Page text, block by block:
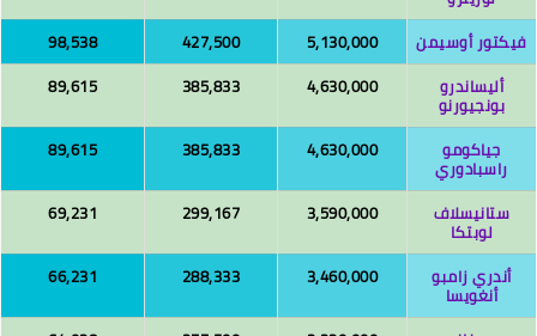
أوسيمن
5,130,000
427,500
98,538
أليساندرو
بونجيورنو
4,630,000
385,833
89,615
جياكومو
راسبادوري
4,630,000
385,833
89,615
ستانيسلاف
لوبتكا
3,590,000
299,167
69,231
أندري زامبو
أنغويسا
3,460,000
288,333
66,231